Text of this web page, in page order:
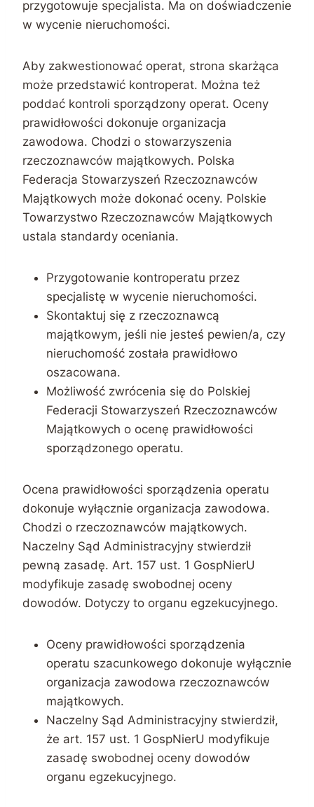
przygotowuje specjalista. Ma on doświadczenie
w wycenie nieruchomości.
Aby zakwestionować operat, strona skarżąca
może przedstawić kontroperat. Można też
poddać kontroli sporządzony operat. Oceny
prawidłowości dokonuje organizacja
zawodowa. Chodzi o stowarzyszenia
rzeczoznawców majątkowych. Polska
Federacja Stowarzyszeń Rzeczoznawców
Majątkowych może dokonać oceny. Polskie
Towarzystwo Rzeczoznawców Majątkowych
ustala standardy oceniania.
Przygotowanie kontroperatu przez
specjalistę w wycenie nieruchomości.
Skontaktuj się z rzeczoznawcą
majątkowym, jeśli nie jesteś pewien/a, czy
nieruchomość została prawidłowo
oszacowana.
Możliwość zwrócenia się do Polskiej
Federacji Stowarzyszeń Rzeczoznawców
Majątkowych o ocenę prawidłowości
sporządzonego operatu.
Ocena prawidłowości sporządzenia operatu
dokonuje wyłącznie organizacja zawodowa.
Chodzi o rzeczoznawców majątkowych.
Naczelny Sąd Administracyjny stwierdził
pewną zasadę. Art. 157 ust. 1 GospNierU
modyfikuje zasadę swobodnej oceny
dowodów. Dotyczy to organu egzekucyjnego.
Oceny prawidłowości sporządzenia
operatu szacunkowego dokonuje wyłącznie
organizacja zawodowa rzeczoznawców
majątkowych.
Naczelny Sąd Administracyjny stwierdził,
że art. 157 ust. 1 GospNierU modyfikuje
zasadę swobodnej oceny dowodów
organu egzekucyjnego.